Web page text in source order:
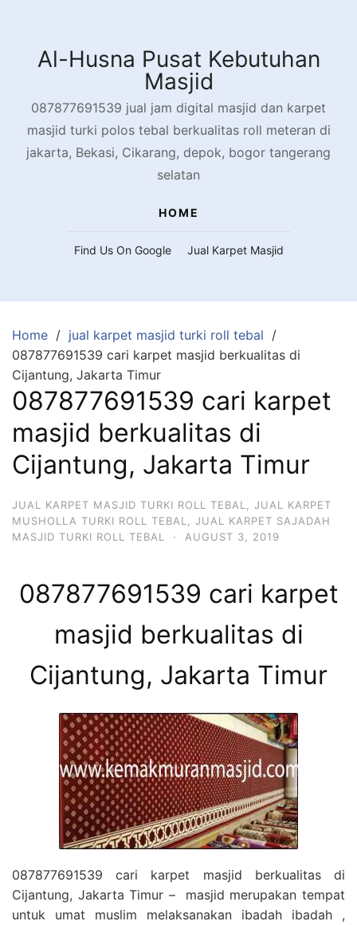
contentAl-Husna Pusat Kebutuhan
Masjid
087877691539 jual jam digital masjid dan karpet
masjid turki polos tebal berkualitas roll meteran di
jakarta, Bekasi, Cikarang, depok, bogor tangerang
selatan
HOME
Find Us On Google Jual Karpet Masjid
Home
jual karpet masjid turki roll tebal
087877691539 cari karpet masjid berkualitas di
Cijantung, Jakarta Timur
087877691539 cari karpet
masjid berkualitas di
Cijantung, Jakarta Timur
JUAL KARPET MASJID TURKI ROLL TEBAL
JUAL KARPET
MUSHOLLA TURKI ROLL TEBAL
JUAL KARPET SAJADAH
MASJID TURKI ROLL TEBAL
· AUGUST 3, 2019
087877691539 cari karpet
masjid berkualitas di
Cijantung, Jakarta Timur
087877691539 cari karpet masjid berkualitas di
Cijantung, Jakarta Timur – masjid merupakan tempat
untuk umat muslim melaksanakan ibadah ibadah ,